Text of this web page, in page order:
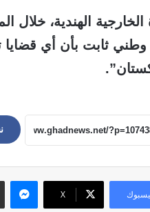
الهندية، خلال
وطني ثابت بأن أي
‫X